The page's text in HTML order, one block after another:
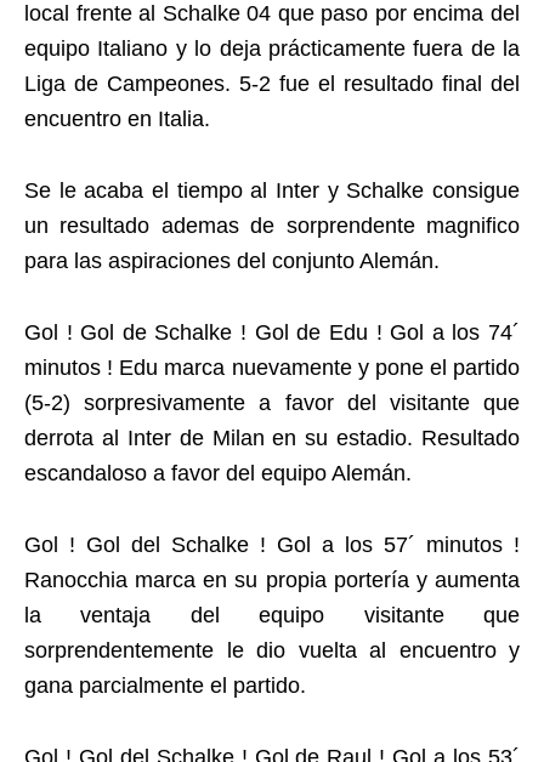
local frente al Schalke 04 que paso por encima del
equipo Italiano y lo deja prácticamente fuera de la
Liga de Campeones. 5-2 fue el resultado final del
encuentro en Italia.
Se le acaba el tiempo al Inter y Schalke consigue
un resultado ademas de sorprendente magnifico
para las aspiraciones del conjunto Alemán.
Gol ! Gol de Schalke ! Gol de Edu ! Gol a los 74´
minutos ! Edu marca nuevamente y pone el partido
(5-2) sorpresivamente a favor del visitante que
derrota al Inter de Milan en su estadio. Resultado
escandaloso a favor del equipo Alemán.
Gol ! Gol del Schalke ! Gol a los 57´ minutos !
Ranocchia marca en su propia portería y aumenta
la ventaja del equipo visitante que
sorprendentemente le dio vuelta al encuentro y
gana parcialmente el partido.
Gol ! Gol del Schalke ! Gol de Raul ! Gol a los 53´